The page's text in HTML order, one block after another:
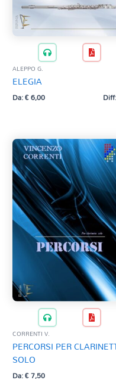
ALEPPO G.
ELEGIA
Da:€6,00
CORRENTI V.
PERCORSI PER
SOLO
Da:€7,50